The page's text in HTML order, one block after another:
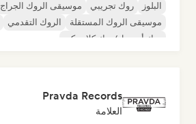
البلوز روك تجريبي موسيقى الروك الجراج
موسيقى الروك المستقلة
الروك التقدمي
روك أند رول/روك كلاسيكي
Pravda Records
العلامة